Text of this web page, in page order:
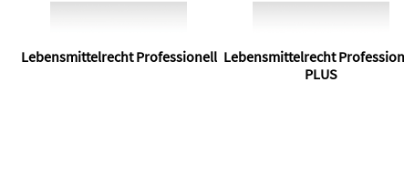
Lebensmittelrecht Professionell Lebensmittelrecht
PLUS